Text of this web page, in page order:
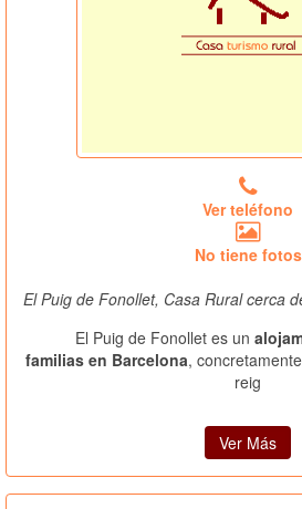
Ver teléfono
No tiene fotos
El Puig de Fonollet, Casa Rural cerca
El Puig de Fonollet es un
familias en Barcelona,
reig
Ver Más